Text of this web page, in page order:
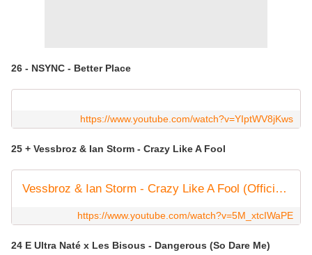
26 - NSYNC - Better Place
https://www.youtube.com/watch?v=YIptWV8jKws
25 + Vessbroz & Ian Storm - Crazy Like A Fool
Vessbroz & Ian Storm - Crazy Like A Fool (Official Music Video)
https://www.youtube.com/watch?v=5M_xtcIWaPE
24 E Ultra Naté x Les Bisous - Dangerous (So Dare Me)